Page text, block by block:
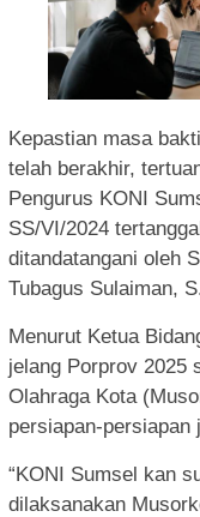
Kepastian masa
telah berakhir,
Pengurus KONI
SS/VI/2024
ditandatangani oleh
Tubagus Sulaiman,
Menurut Ketua
jelang Porprov 2025
Olahraga Kota
persiapan-
“KONI Sumsel kan
dilaksanakan